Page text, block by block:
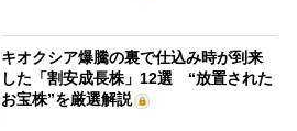
キオクシア爆騰の裏で仕込み時が到来
した「割安成長株」12選 “放置された
お宝株”を厳選解説